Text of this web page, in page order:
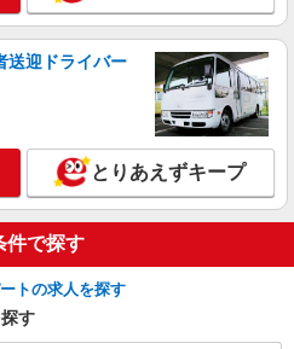
送迎ドライバー
とりあえずキープ
件で探す
トの求人を探す
す